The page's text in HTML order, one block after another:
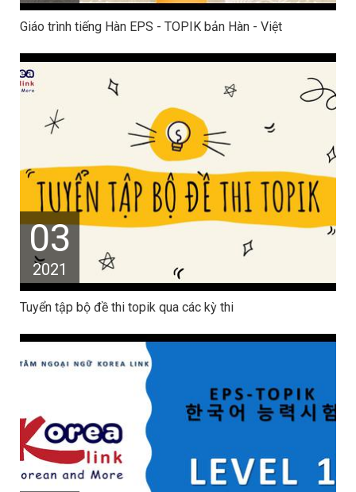
Giáo trình tiếng Hàn EPS - TOPIK bản Hàn - Việt
03
2021
Tuyển tập bộ đề thi topik qua các kỳ thi